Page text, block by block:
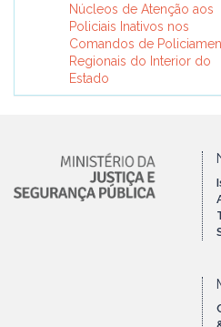
Núcleos de Atenção aos
Policiais Inativos nos
Comandos de
Regionais do Interior do
Estado